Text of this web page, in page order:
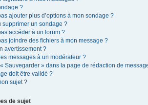
?
ajouter plus d’options à mon sondage ?
supprimer un sondage ?
accéder à un forum ?
joindre des fichiers à mon message ?
avertissement ?
messages à un modérateur ?
Sauvegarder » dans la page de rédaction de
doit être validé ?
sujet ?
de sujet